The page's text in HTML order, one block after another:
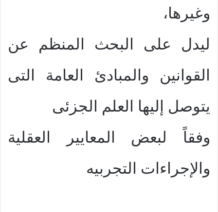
وغيرها،
ليدل على البحث المنظم عن
القوانين والمبادئ العامة التى
يتوصل إليها العلم الجزئى
وفقاً لبعض المعايير العقلية
والإجراءات التجربيه